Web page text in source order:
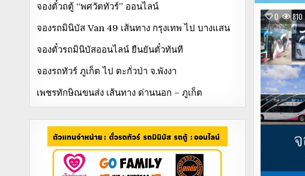
0 810
จองตั๋วถตู้ “พศวัตทัวร์” ออนไลน์
จองรถมินิบัส Van 49 เส้นทาง กรุงเทพ ไป บางแสน
จองตั๋วรถมินิบัสออนไลน์ ยืนยันตั๋วทันที
จองรถทัวร์ ภูเก็ต ไป ตะกั่วป่า จ.พังงา
เพชรทักษิณขนส่ง เส้นทาง ด่านนอก – ภูเก็ต